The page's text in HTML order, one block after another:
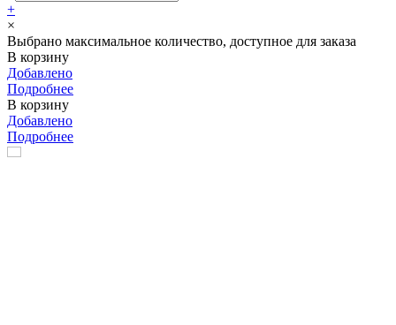
+
×
Выбрано максимальное количество, доступное для заказа
В корзину
Добавлено
Подробнее
В корзину
Добавлено
Подробнее